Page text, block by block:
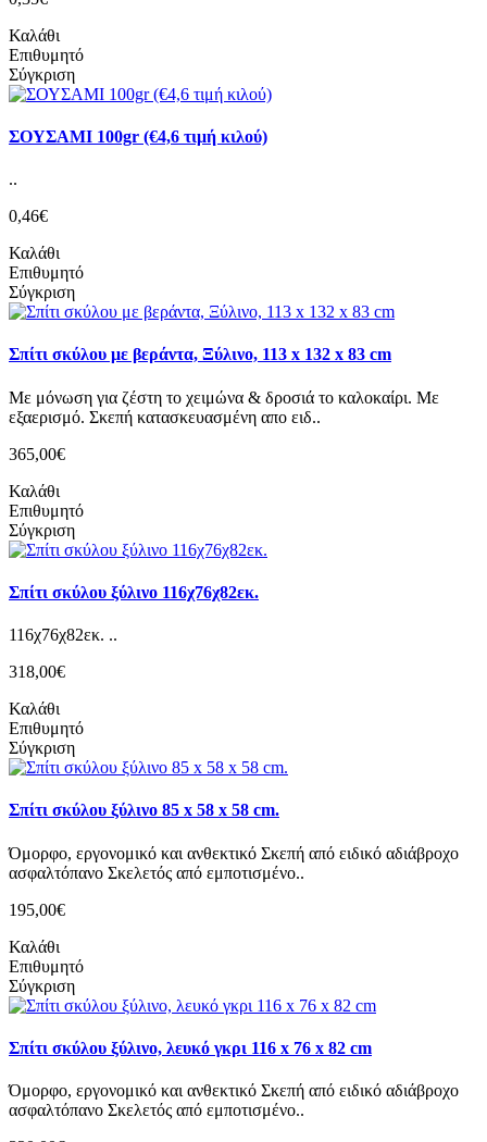
Καλάθι
Επιθυμητό
Σύγκριση
ΣΟΥΣΑΜΙ 100gr (€4,6 τιμή κιλού)
..
0,46€
Καλάθι
Επιθυμητό
Σύγκριση
Σπίτι σκύλου με βεράντα, Ξύλινο, 113 x 132 x 83 cm
Με μόνωση για ζέστη το χειμώνα & δροσιά το καλοκαίρι. Με
εξαερισμό. Σκεπή κατασκευασμένη απο ειδ..
365,00€
Καλάθι
Επιθυμητό
Σύγκριση
Σπίτι σκύλου ξύλινο 116χ76χ82εκ.
116χ76χ82εκ. ..
318,00€
Καλάθι
Επιθυμητό
Σύγκριση
Σπίτι σκύλου ξύλινο 85 x 58 x 58 cm.
Όμορφο, εργονομικό και ανθεκτικό Σκεπή από ειδικό αδιάβροχο
ασφαλτόπανο Σκελετός από εμποτισμένο..
195,00€
Καλάθι
Επιθυμητό
Σύγκριση
Σπίτι σκύλου ξύλινο, λευκό γκρι 116 x 76 x 82 cm
Όμορφο, εργονομικό και ανθεκτικό Σκεπή από ειδικό αδιάβροχο
ασφαλτόπανο Σκελετός από εμποτισμένο..